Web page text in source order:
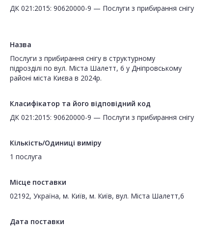
ДК 021:2015: 90620000-9 — Послуги з прибирання снігу
Назва
Послуги з прибирання снігу в структурному
підрозділі по вул. Міста Шалетт, 6 у Дніпровському
районі міста Києва в 2024р.
Класифікатор та його відповідний код
ДК 021:2015: 90620000-9 — Послуги з прибирання снігу
Кількість/Одиниці виміру
1 послуга
Місце поставки
02192, Україна, м. Київ, м. Київ, вул. Міста Шалетт,6
Дата поставки